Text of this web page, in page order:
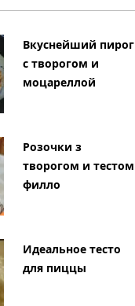
Вкуснейший пирог
с творогом и
моцареллой
Розочки з
творогом и тестом
филло
Идеальное тесто
для пиццы